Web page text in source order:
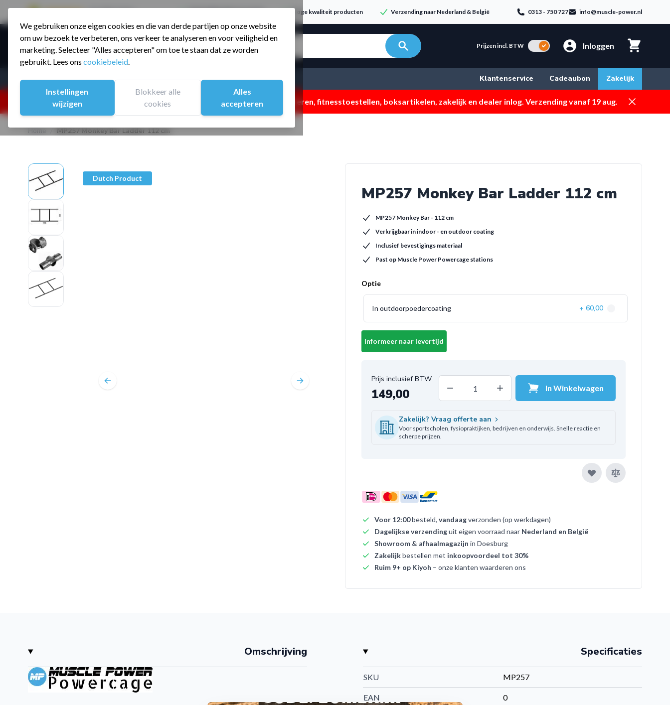
We gebruiken onze eigen cookies en die van derde partijen op onze website
om uw bezoek te verbeteren, ons verkeer te analyseren en voor veiligheid en
marketing. Selecteer "Alles accepteren" om toe te staan dat ze worden
gebruikt. Lees ons cookiebeleid.
Instellingen
wijzigen
Blokkeer alle
cookies
Alles
accepteren
Hoge kwaliteit producten Verzending naar Nederland & België 0313 - 750 727 info@muscle-power.nl
Ga naar de inhoud
Producten zoeken...
Prijzen incl. BTW Incl. BTW Inloggen
Assortiment Sporten Klantenservice Cadeaubon Zakelijk
25% korting ivm vakantiesluiting. Gebruik code: ZOMERMP. muv vloeren, fitnesstoestellen, boksartikelen, zakelijk en dealer inlog. Verzending vanaf 19 aug. Dismiss
Home / MP257 Monkey Bar Ladder 112 cm
Dutch Product
MP257 Monkey Bar Ladder 112 cm
MP257 Monkey Bar - 112 cm
Verkrijgbaar in indoor - en outdoor coating
Inclusief bevestigings materiaal
Past op Muscle Power Powercage stations
Optie
In outdoorpoedercoating + 60,00
Informeer naar levertijd
149,00 Decrease quantityIncrease quantityIn Winkelwagen
Zakelijk? Vraag offerte aan
Voor sportscholen, fysiopraktijken, bedrijven en onderwijs. Snelle reactie en
scherpe prijzen.
Voor 12:00besteld, vandaagverzonden (op werkdagen)
Dagelijkse verzendinguit eigen voorraad naar Nederland en België
Showroom & afhaalmagazijn in Doesburg
Zakelijkbestellen met inkoopvoordeel tot 30%
Ruim 9+ op Kiyoh – onze klanten waarderen ons
Omschrijving Specificaties
SKU MP257
EAN 0